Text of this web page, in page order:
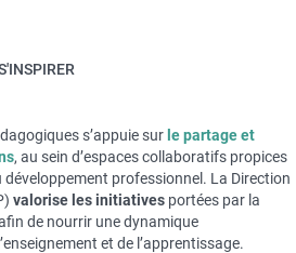
s’appuie sur le partage et
, au sein d’espaces collaboratifs propices
professionnel. La Direction
valorise les initiatives portées par la
de nourrir une dynamique
et de l’apprentissage.